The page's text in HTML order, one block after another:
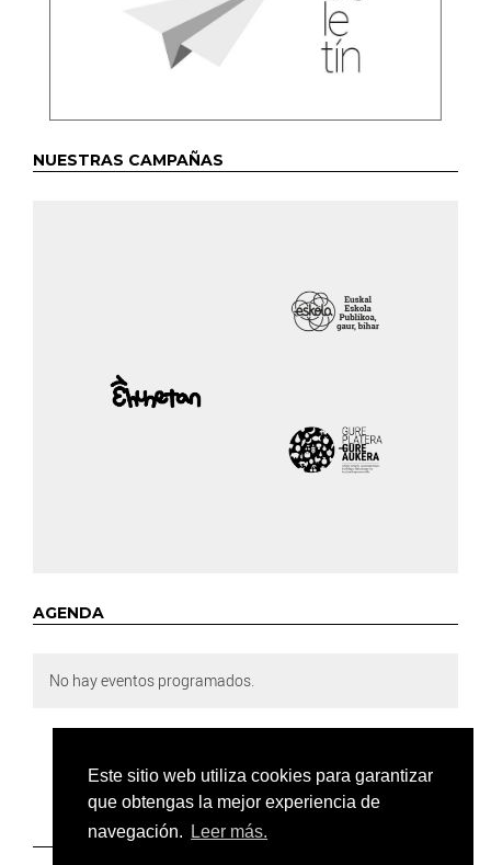
Este sitio web utiliza cookies para garantizar
que obtengas la mejor experiencia de
navegación.
Leer más.
NUESTRAS CAMPAÑAS
AGENDA
No hay eventos programados.